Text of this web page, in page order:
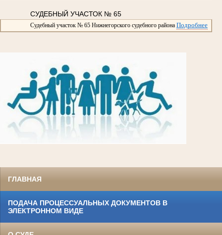
СУДЕБНЫЙ УЧАСТОК № 65
Судебный участок № 65 Нижнегорского судебного района Подробнее
ГЛАВНАЯ
ПОДАЧА ПРОЦЕССУАЛЬНЫХ ДОКУМЕНТОВ В
ЭЛЕКТРОННОМ ВИДЕ